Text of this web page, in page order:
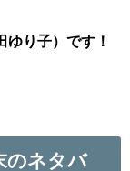
り子）です！
のネタバ